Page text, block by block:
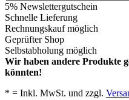
5% Newslettergutschein
Schnelle Lieferung
Rechnungskauf möglich
Geprüfter Shop
Selbstabholung möglich
Wir haben andere Produkte
könnten!
* = Inkl. MwSt. und zzgl.